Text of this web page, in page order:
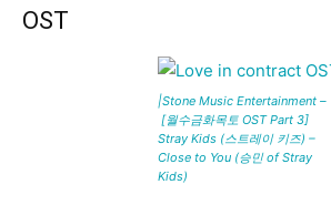
OST
|Stone Music Entertainment –
[월수금화목토 OST Part 3]
Stray Kids (스트레이 키즈) –
Close to You (승민 of Stray
Kids)